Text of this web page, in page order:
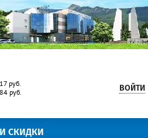
руб.
руб.
ВОЙТИ
СКИДКИ